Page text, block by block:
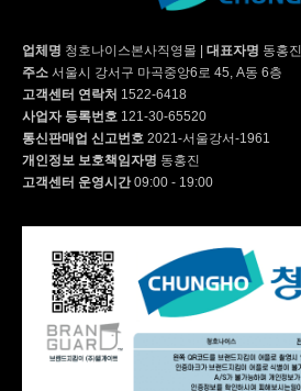
업체명 청호나이스본사직영몰 대표자명 동홍진
주소 서울시 강서구 마곡중앙6로 45, A동 6층
고객센터 연락처 1522-6418
사업자 등록번호 121-30-65520
통신판매업 신고번호 2021-서울강서-1961
개인정보 보호책임자명 동홍진
고객센터 운영시간09:00 - 19:00